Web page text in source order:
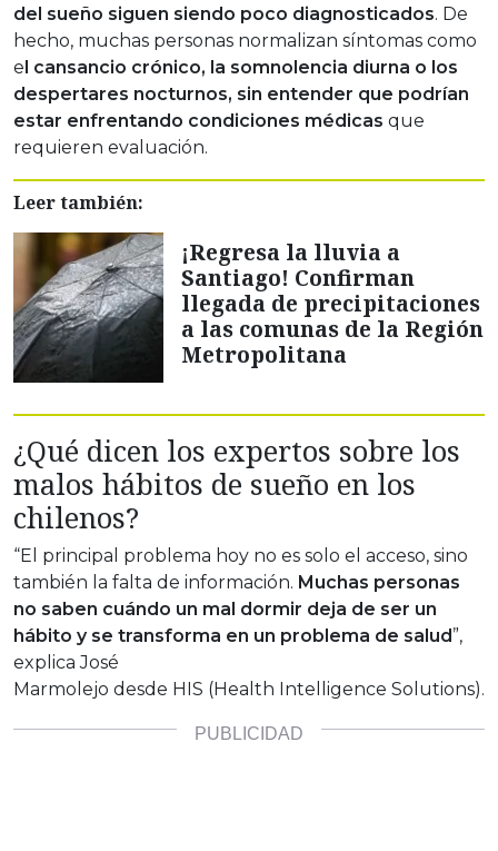
del sueño siguen siendo poco diagnosticados. De
hecho, muchas personas normalizan síntomas como
e l cansancio crónico, la somnolencia diurna o los
despertares nocturnos, sin entender que podrían
estar enfrentando condiciones médicas que
requieren evaluación.
Leer también:
¡Regresa la lluvia a
Santiago! Confirman
llegada de precipitaciones
a las comunas de la Región
Metropolitana
¿Qué dicen los expertos sobre los
malos hábitos de sueño en los
chilenos?
“El principal problema hoy no es solo el acceso, sino
también la falta de información. Muchas personas
no saben cuándo un mal dormir deja de ser un
hábito y se transforma en un problema de salud ”,
explica José
Marmolejo desde HIS (Health Intelligence Solutions).